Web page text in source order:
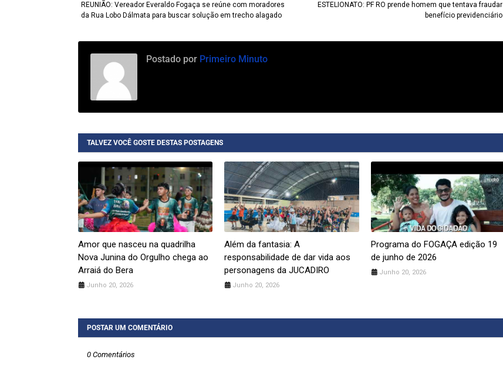
ESTELIONATO: PF RO prende homem que tentava fraudar
benefício previdenciário
REUNIÃO: Vereador Everaldo Fogaça se reúne com moradores
da Rua Lobo Dálmata para buscar solução em trecho alagado
Postado por Primeiro Minuto
TALVEZ VOCÊ GOSTE DESTAS POSTAGENS
Amor que nasceu na quadrilha
Nova Junina do Orgulho chega ao
Arraiá do Bera
Junho 20, 2026
Além da fantasia: A
responsabilidade de dar vida aos
personagens da JUCADIRO
Junho 20, 2026
Programa do FOGAÇA edição 19
de junho de 2026
Junho 20, 2026
POSTAR UM COMENTÁRIO
0 Comentários